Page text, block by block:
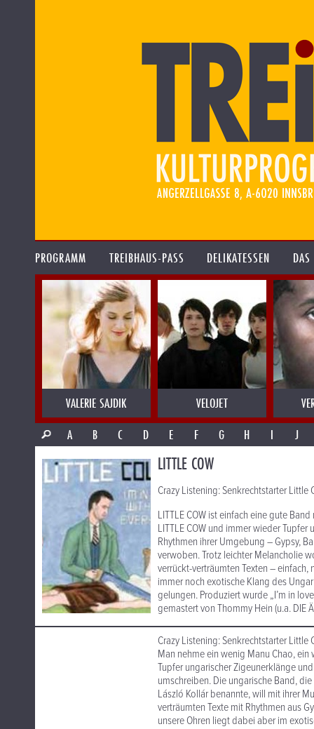
PROGRAMM TREIBHAUS-PASS DELIKATESSEN
VALERIE SAJDIK VELOJET
A
B C D E F G H I J
LITTLE COW
Crazy Listening: Senkrechtstarter
LITTLE COW ist einfach eine gute
LITTLE COW und immer wieder
Rhythmen ihrer Umgebung – Gypsy,
verwoben. Trotz leichter Melancholie
verrückt-verträumten Texten –
immer noch exotische Klang des
gelungen. Produziert wurde „I’m in
gemastert von Thommy Hein (u.a. DIE
Crazy Listening: Senkrechtstarter
Man nehme ein wenig Manu Chao,
Tupfer ungarischer Zigeunerklänge
umschreiben. Die ungarische Band,
László Kollár benannte, will mit ihrer
verträumten Texte mit Rhythmen aus
unsere Ohren liegt dabei aber im